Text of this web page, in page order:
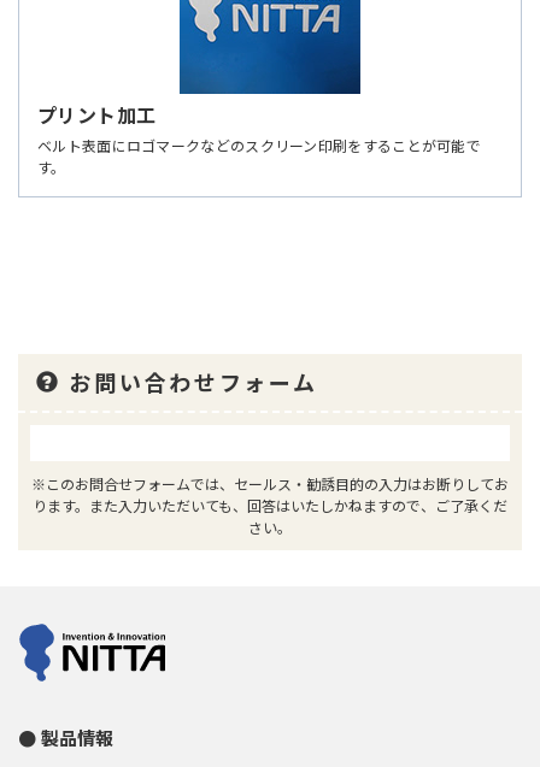
プリント加工
ベルト表面にロゴマークなどのスクリーン印刷をすることが可能で
す。
お問い合わせフォーム
※このお問合せフォームでは、セールス・勧誘目的の入力はお断りしてお
ります。また入力いただいても、回答はいたしかねますので、ご了承くだ
さい。
製品情報